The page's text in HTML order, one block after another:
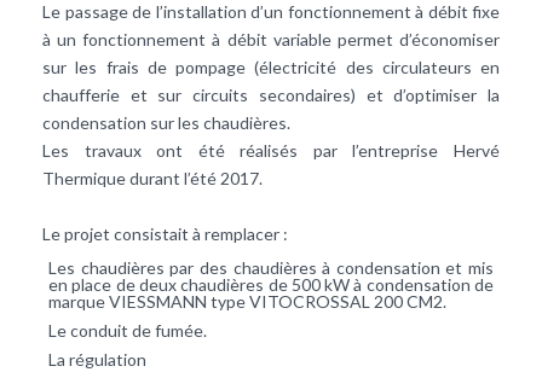
Le passage de l’installation d’un fonctionnement à débit fixe
à un fonctionnement à débit variable permet d’économiser
sur les frais de pompage (électricité des circulateurs en
chaufferie et sur circuits secondaires) et d’optimiser la
condensation sur les chaudières.
Les travaux ont été réalisés par l’entreprise Hervé
Thermique durant l’été 2017.
Le projet consistait à remplacer :
Les chaudières par des chaudières à condensation et mis
en place de deux chaudières de 500 kW à condensation de
marque VIESSMANN type VITOCROSSAL 200 CM2.
Le conduit de fumée.
La régulation